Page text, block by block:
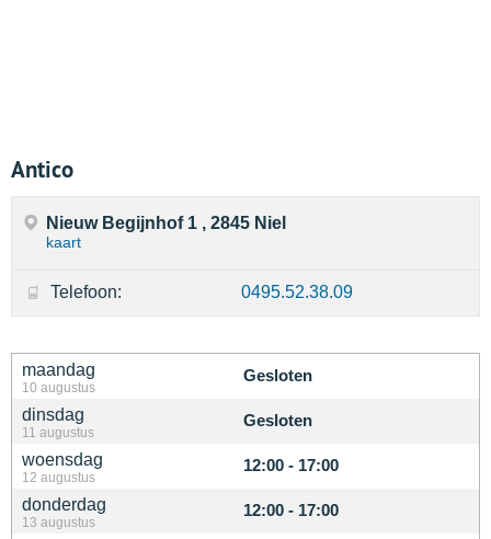
Antico
maandag
10 augustus
Gesloten
dinsdag
11 augustus
Gesloten
woensdag
12 augustus
12:00 - 17:00
donderdag
13 augustus
12:00 - 17:00
Nieuw Begijnhof 1 , 2845 Niel
kaart
Telefoon: 0495.52.38.09